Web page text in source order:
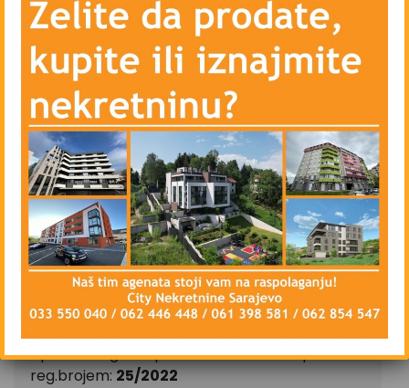
– Blindirana vrata, interfon, lift
– Vanjsku i unutrašnju drvenu stolariju
– Priključke kablovske televizije i interneta
– Parking ispred zgrade – javni
Stan se iznajmljuje namješten, isključivo na duži
vremenski period, ugovorna obaveza od
najmanje godinu dana.
CIJENA: 550 KM
CITY Nekretnine d.o.o.
Upisan u registar posrednika kod FMT pod
reg.brojem:25/2022